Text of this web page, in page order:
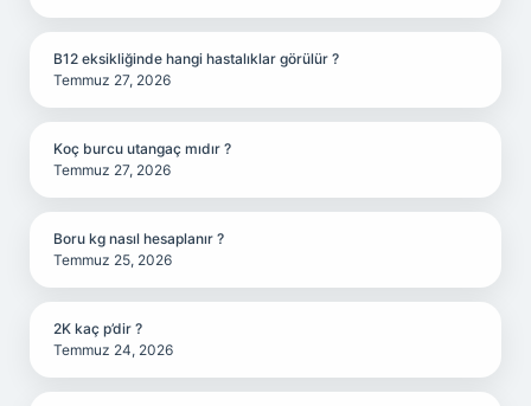
B12 eksikliğinde hangi hastalıklar görülür ?
Temmuz 27, 2026
Koç burcu utangaç mıdır ?
Temmuz 27, 2026
Boru kg nasıl hesaplanır ?
Temmuz 25, 2026
2K kaç p’dir ?
Temmuz 24, 2026